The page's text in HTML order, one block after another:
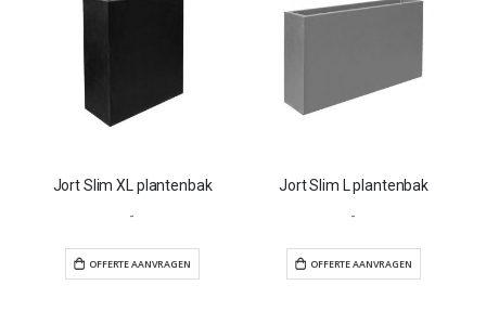
Jort Slim XL plantenbak
-
Jort Slim L plantenbak
-